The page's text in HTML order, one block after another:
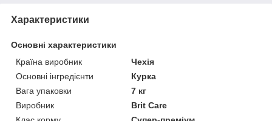
Характеристики
Основні характеристики
Країна виробник
Чехія
Основні інгредієнти
Курка
Вага упаковки
7 кг
Виробник
Brit Care